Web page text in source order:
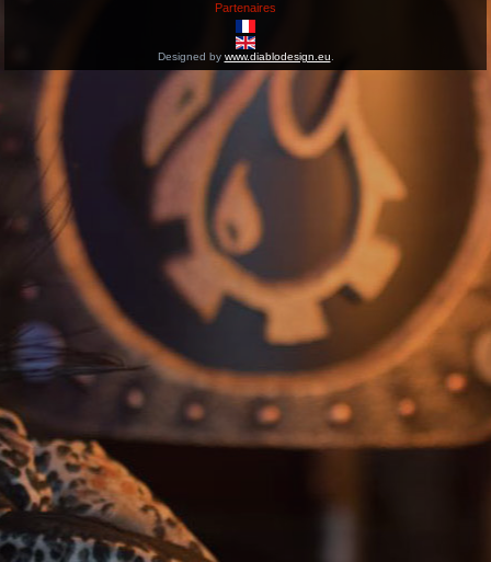
Partenaires
Designed by www.diablodesign.eu.